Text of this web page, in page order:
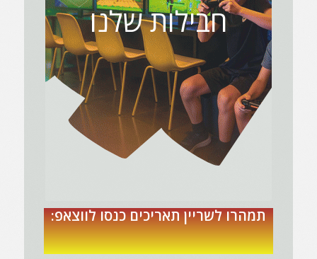
חבילות שלנו
תמהרו לשריין תאריכים כנסו לווצאפ: